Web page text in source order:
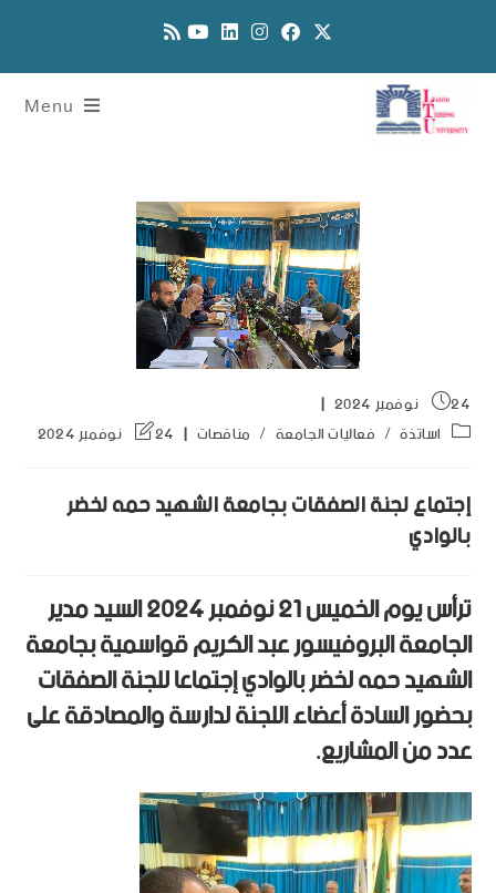
Menu
24 نوفمبر 2024
اساتذة / فعاليات الجامعة / مناقصات 24 نوفمبر 2024
إجتماع لجنة الصفقات بجامعة الشهيد حمه لخضر
بالوادي
ترأس يوم الخميس 21 نوفمبر 2024 السيد مدير
الجامعة البروفيسور عبد الكريم قواسمية بجامعة
الشهيد حمه لخضر بالوادي إجتماعا للجنة الصفقات
بحضور السادة أعضاء اللجنة لدارسة والمصادقة على
عدد من المشاريع.